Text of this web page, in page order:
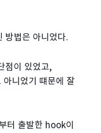
방법은 아니었다.
이 있었고,
니었기 떄문에 잘
터 출발한 hook이